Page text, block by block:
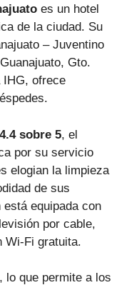
es un hotel
de la ciudad. Su
– Juventino
Gto.
IHG, ofrece
4.4 sobre 5, el
por su servicio
elogian la limpieza
de sus
equipada con
por cable,
Wi-Fi gratuita.
, lo que permite a los